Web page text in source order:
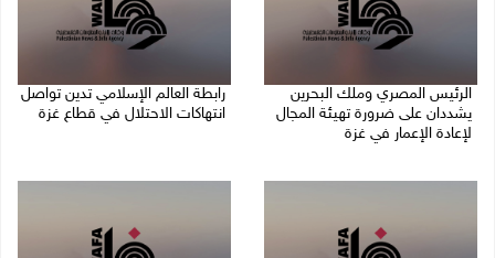
الرئيس المصري وملك البحرين
يشددان على ضرورة تهيئة المجال
لإعادة الإعمار في غزة
رابطة العالم الإسلامي تدين تواصل
انتهاكات الاحتلال في قطاع غزة